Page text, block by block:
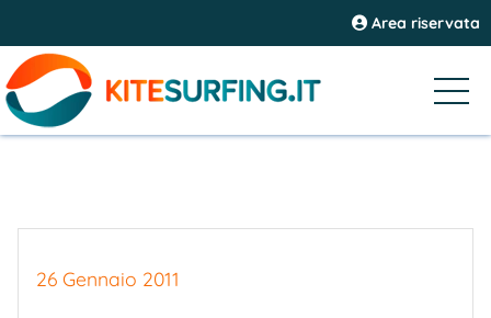
Area riservata
26 Gennaio 2011